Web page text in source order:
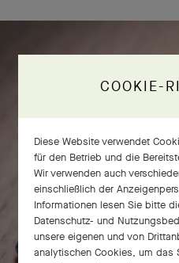
COOKIE-
Diese Website verwendet
für den Betrieb und die
Wir verwenden auch
einschließlich der
Informationen lesen Sie bitte
Datenschutz- und
unsere eigenen und von
analytischen Cookies, um das